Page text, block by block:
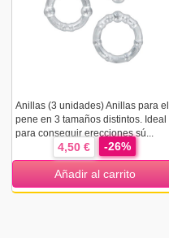
Anillas (3 unidades) Anillas para el
pene en 3 tamaños distintos. Ideal
para conseguir erecciones sú...
4,50 € -26%
Añadir al carrito